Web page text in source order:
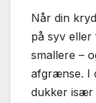
Når din
på syv eller
smallere –
afgrænse. I
dukker især